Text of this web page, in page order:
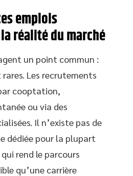
emplois
réalité du marché
un point commun :
Les recrutements
cooptation,
ou via des
Il n’existe pas de
dédiée pour la plupart
rend le parcours
qu’une carrière